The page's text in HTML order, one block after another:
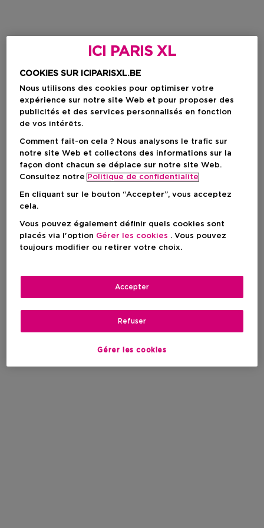
ICI PARIS XL
COOKIES SUR ICIPARISXL.BE
Nous utilisons des cookies pour optimiser votre
expérience sur notre site Web et pour proposer des
publicités et des services personnalisés en fonction
de vos intérêts.
Comment fait-on cela ? Nous analysons le trafic sur
notre site Web et collectons des informations sur la
façon dont chacun se déplace sur notre site Web.
Consultez notre Politique de confidentialite
En cliquant sur le bouton “Accepter”, vous acceptez
cela.
Vous pouvez également définir quels cookies sont
placés via l'option Gérer les cookies . Vous pouvez
toujours modifier ou retirer votre choix.
Gérer les cookies
Refuser
Accepter